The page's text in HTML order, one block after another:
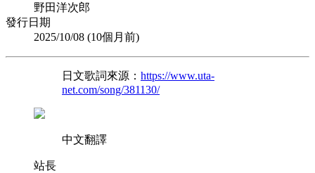
野田洋次郎
發行日期
2025/10/08 (10個月前)
日文歌詞來源： https://www.uta-
net.com/song/381130/
中文翻譯
站長